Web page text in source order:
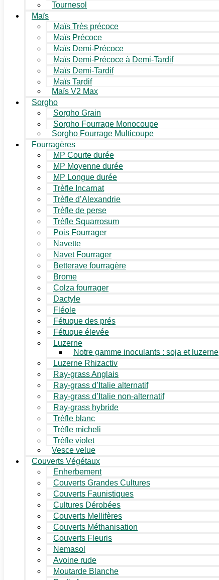
Tournesol
Maïs
Maïs Très précoce
Maïs Précoce
Maïs Demi-Précoce
Maïs Demi-Précoce à Demi-Tardif
Maïs Demi-Tardif
Maïs Tardif
Maïs V2 Max
Sorgho
Sorgho Grain
Sorgho Fourrage Monocoupe
Sorgho Fourrage Multicoupe
Fourragères
MP Courte durée
MP Moyenne durée
MP Longue durée
Trèfle Incarnat
Trèfle d’Alexandrie
Trèfle de perse
Trèfle Squarrosum
Pois Fourrager
Navette
Navet Fourrager
Betterave fourragère
Brome
Colza fourrager
Dactyle
Fléole
Fétuque des prés
Fétuque élevée
Luzerne
Notre gamme inoculants : soja et luzerne
Luzerne Rhizactiv
Ray-grass Anglais
Ray-grass d’Italie alternatif
Ray-grass d’Italie non-alternatif
Ray-grass hybride
Trèfle blanc
Trèfle micheli
Trèfle violet
Vesce velue
Couverts Végétaux
Enherbement
Couverts Grandes Cultures
Couverts Faunistiques
Cultures Dérobées
Couverts Mellifères
Couverts Méthanisation
Couverts Fleuris
Nemasol
Avoine rude
Moutarde Blanche